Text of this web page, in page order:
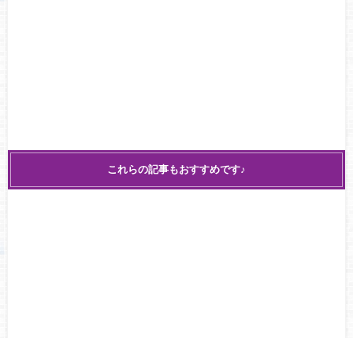
これらの記事もおすすめです♪